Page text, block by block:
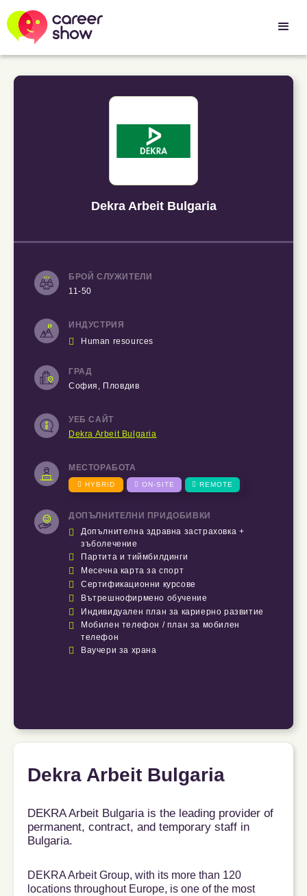
Dekra Arbeit Bulgaria
БРОЙ СЛУЖИТЕЛИ
11-50
ИНДУСТРИЯ
 Human resources
ГРАД
София, Пловдив
УЕБ САЙТ
Dekra Arbeit Bulgaria
МЕСТОРАБОТА
 HYBRID  ON-SITE  REMOTE
ДОПЪЛНИТЕЛНИ ПРИДОБИВКИ

Допълнителна здравна застраховка +
зъболечение
 Партита и тиймбилдинги
 Месечна карта за спорт
 Сертификационни курсове
 Вътрешнофирмено обучение
 Индивидуален план за кариерно развитие

Мобилен телефон / план за мобилен
телефон
 Ваучери за храна
Dekra Arbeit Bulgaria
DEKRA Arbeit Bulgaria is the leading provider of
permanent, contract, and temporary staff in
Bulgaria.
DEKRA Arbeit Group, with its more than 120
locations throughout Europe, is one of the most